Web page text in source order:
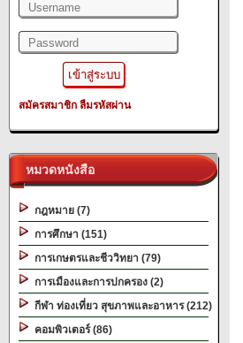
สมัครสมาชิก ลืมรหัสผ่าน
หมวดหนังสือ
กฎหมาย (7)
การศึกษา (151)
การเกษตรและชีววิทยา (79)
การเมืองและการปกครอง (2)
กีฬา ท่องเที่ยว สุขภาพและอาหาร (212)
คอมพิวเตอร์ (86)